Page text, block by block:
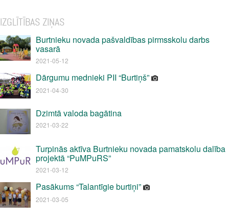
IZGLĪTĪBAS ZIŅAS
Burtnieku novada pašvaldības pirmsskolu darbs
vasarā
2021-05-12
Dārgumu mednieki PII “Burtiņš”
2021-04-30
Dzimtā valoda bagātina
2021-03-22
Turpinās aktīva Burtnieku novada pamatskolu dalība
projektā “PuMPuRS”
2021-03-12
Pasākums “Talantīgie burtiņi”
2021-03-05